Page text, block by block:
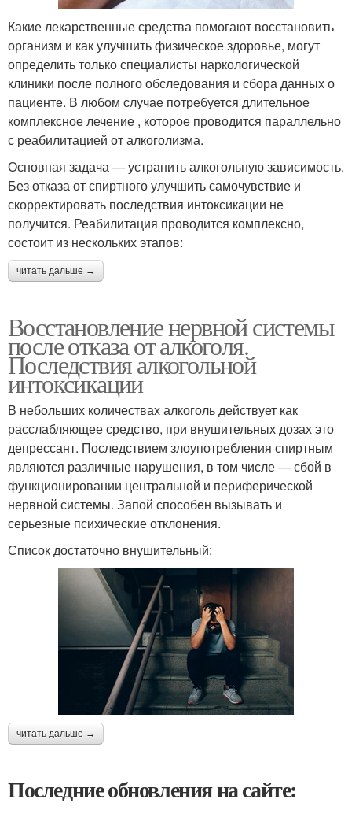
Какие лекарственные средства помогают восстановить
организм и как улучшить физическое здоровье, могут
определить только специалисты наркологической
клиники после полного обследования и сбора данных о
пациенте. В любом случае потребуется длительное
комплексное лечение , которое проводится параллельно
с реабилитацией от алкоголизма.
Основная задача — устранить алкогольную зависимость.
Без отказа от спиртного улучшить самочувствие и
скорректировать последствия интоксикации не
получится. Реабилитация проводится комплексно,
состоит из нескольких этапов:
читать дальше →
Восстановление нервной системы
после отказа от алкоголя.
Последствия алкогольной
интоксикации
В небольших количествах алкоголь действует как
расслабляющее средство, при внушительных дозах это
депрессант. Последствием злоупотребления спиртным
являются различные нарушения, в том числе — сбой в
функционировании центральной и периферической
нервной системы. Запой способен вызывать и
серьезные психические отклонения.
Список достаточно внушительный:
читать дальше →
Последние обновления на сайте: